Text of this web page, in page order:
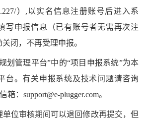
）,以实名信息注册账号后进入系
写申报信息（已有账号者无需再次注
闭，不再受理申报。
划管理平台”中的“项目申报系统”为本
台。有关申报系统及技术问题请咨询
箱：support@e-plugger.com。
单位审核期间可以退回修改再提交，但